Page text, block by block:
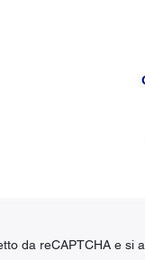
da reCAPTCHA e si